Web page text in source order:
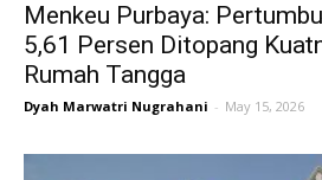
Menkeu Purbaya:
5,61 Persen Ditopang
Rumah Tangga
Dyah Marwatri Nugrahani - May 15, 2026